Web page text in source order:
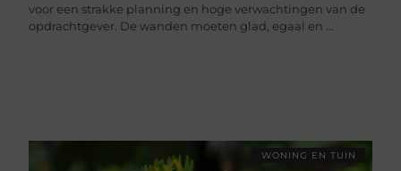
voor een strakke planning en hoge verwachtingen van de
opdrachtgever. De wanden moeten glad, egaal en ...
WONING EN TUIN